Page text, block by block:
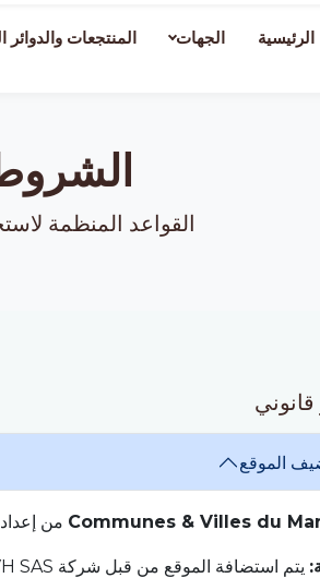
الرئيسية الجهات المنتجعات والدوائر
القواعد المنظمة
الموقع
Communes & Villes du من
يتم استضافة الموقع من قبل شركة OVH SAS، ومقرها الاجتماعي في 2 rue Kellermann, 59100 Roubaix، فرنسا.